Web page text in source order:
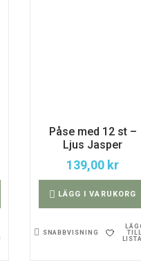
Påse med 12 st –
Ljus Jasper
139,00 kr
LÄGG I VARUKORG
SNABBVISNING
TILL